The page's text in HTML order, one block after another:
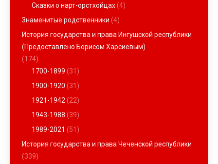
Сказки о нарт-орстхойцах(4)
Знаменитые родственники (4)
История государства и права Ингушской республики
(Предоставлено Борисом Харсиевым)
(174)
1700-1899 (31)
1900-1920 (31)
1921-1942 (22)
1943-1988 (39)
1989-2021 (51)
История государства и права Чеченской республики
(339)